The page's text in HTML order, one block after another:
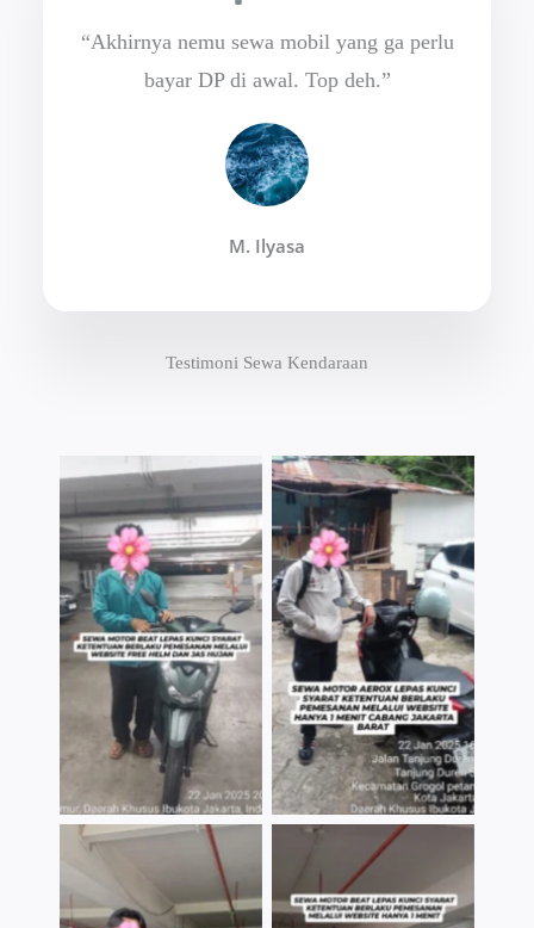
“Akhirnya nemu sewa mobil yang ga perlu
bayar DP di awal. Top deh.”
M. Ilyasa
Testimoni Sewa Kendaraan
TNo Caption TNo Caption